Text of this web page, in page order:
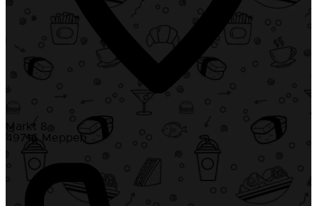
Markt 8
49716 Meppen